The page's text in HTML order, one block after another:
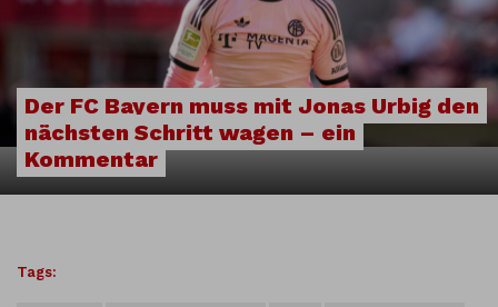
Der FC Bayern muss mit Jonas Urbig den
nächsten Schritt wagen – ein
Kommentar
Tags: